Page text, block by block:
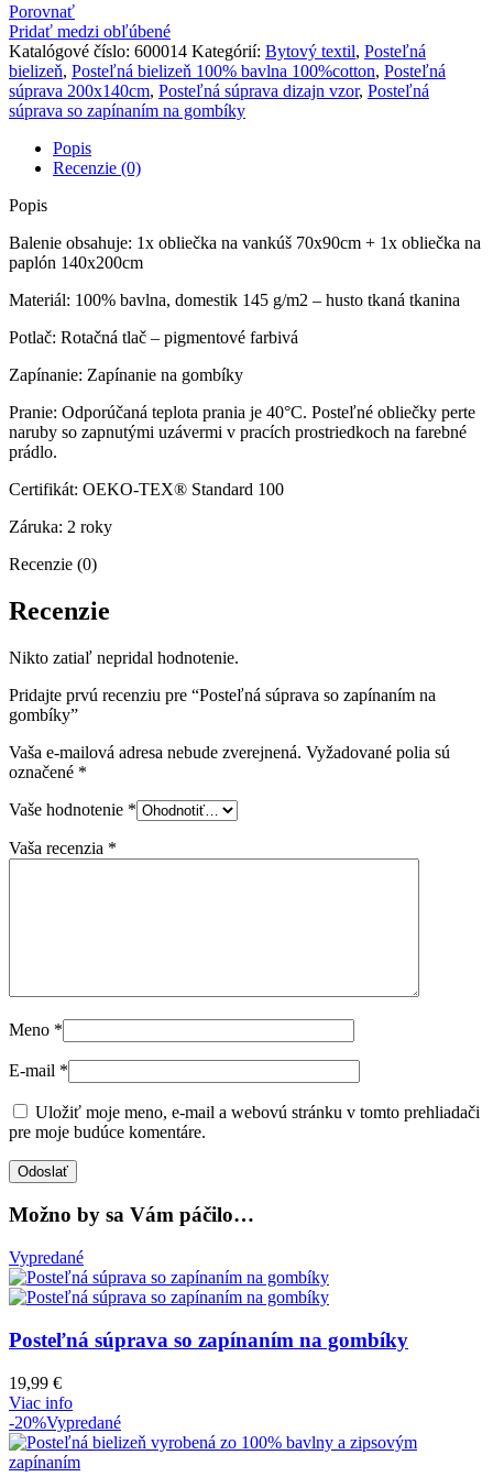
Porovnať
Pridať medzi obľúbené
Katalógové číslo: 600014 Kategórií: Bytový textil, Posteľná
bielizeň, Posteľná bielizeň 100% bavlna 100%cotton, Posteľná
súprava 200x140cm, Posteľná súprava dizajn vzor, Posteľná
súprava so zapínaním na gombíky
Popis
Recenzie (0)
Popis
Balenie obsahuje: 1x obliečka na vankúš 70x90cm + 1x obliečka na
paplón 140x200cm
Materiál: 100% bavlna, domestik 145 g/m2 – husto tkaná tkanina
Potlač: Rotačná tlač – pigmentové farbivá
Zapínanie: Zapínanie na gombíky
Pranie: Odporúčaná teplota prania je 40°C. Posteľné obliečky perte
naruby so zapnutými uzávermi v pracích prostriedkoch na farebné
prádlo.
Certifikát: OEKO-TEX® Standard 100
Záruka: 2 roky
Recenzie (0)
Recenzie
Nikto zatiaľ nepridal hodnotenie.
Pridajte prvú recenziu pre “Posteľná súprava so zapínaním na
gombíky”
Vaša e-mailová adresa nebude zverejnená. Vyžadované polia sú
označené *
Vaše hodnotenie *
Vaša recenzia *
Meno *
E-mail *
Uložiť moje meno, e-mail a webovú stránku v tomto prehliadači
pre moje budúce komentáre.
Možno by sa Vám páčilo…
Vypredané
Posteľná súprava so zapínaním na gombíky
19,99 €
Viac info
-20%Vypredané